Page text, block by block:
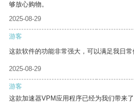
够放心购物。
2025-08-29
游客
这款软件的功能非常强大，可以满足我日常
2025-08-29
游客
这款加速器VPM应用程序已经为我们带来